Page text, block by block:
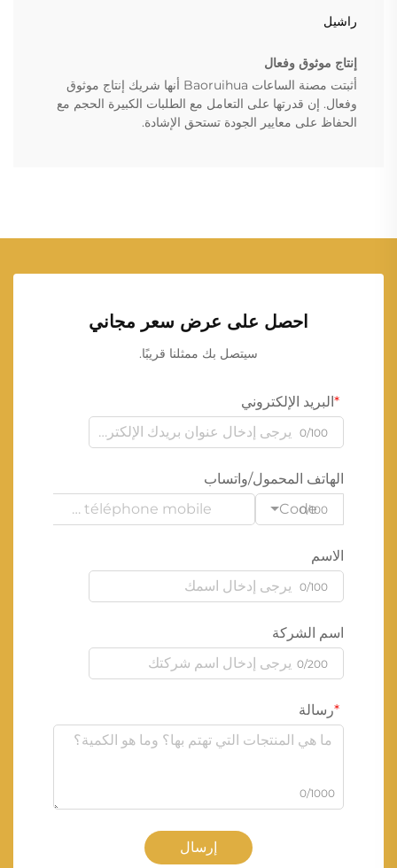
راشيل
إنتاج موثوق وفعال
أثبتت مصنة الساعات Baoruihua أنها شريك إنتاج موثوق
وفعال. إن قدرتها على التعامل مع الطلبات الكبيرة الحجم مع
الحفاظ على معايير الجودة تستحق الإشادة.
احصل على عرض سعر مجاني
سيتصل بك ممثلنا قريبًا.
البريد الإلكتروني
0/100
الهاتف المحمول/واتساب
Code
0/100
الاسم
0/100
اسم الشركة
0/200
رسالة
0/1000
إرسال